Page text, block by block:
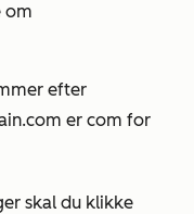
om
efter
er com for
skal du klikke